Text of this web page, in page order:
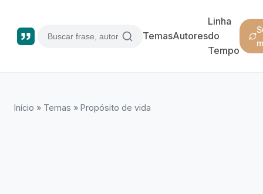
TemasAutores
Linha
do
Tempo
Início » Temas » Propósito de vida